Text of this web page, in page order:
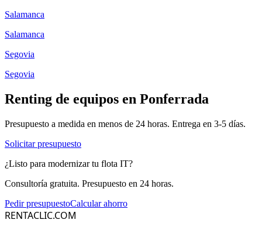
Salamanca
Salamanca
Segovia
Segovia
Renting de equipos en Ponferrada
Presupuesto a medida en menos de 24 horas. Entrega en 3-5 días.
Solicitar presupuesto
¿Listo para modernizar tu flota IT?
Consultoría gratuita. Presupuesto en 24 horas.
Pedir presupuestoCalcular ahorro
RENTACLIC.COM